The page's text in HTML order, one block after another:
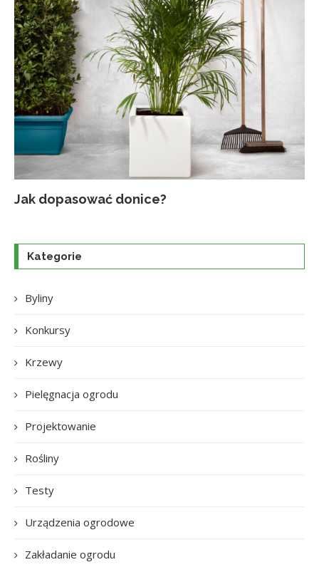
Jak dopasować donice?
Kategorie
Byliny
Konkursy
Krzewy
Pielęgnacja ogrodu
Projektowanie
Rośliny
Testy
Urządzenia ogrodowe
Zakładanie ogrodu